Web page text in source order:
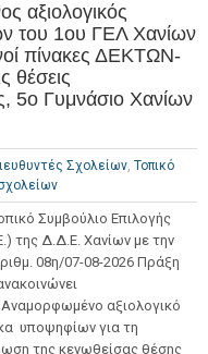
αξιολογικός
του 1ου ΓΕΛ Χανίων
πίνακες ΔΕΚΤΩΝ-
θέσεις
5ο Γυμνάσιο Χανίων
Σχολείων, Τοπικό
Συμβούλιο Επιλογής
της Δ.Δ.Ε. Χανίων με την
08η/07-08-2026 Πράξη
αξιολογικό
υποψηφίων για τη
της κενωθείσας θέσης